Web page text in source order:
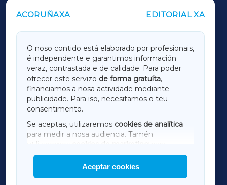
ACORUÑAXA EDITORIAL XA
O noso contido está elaborado por profesionais,
é independente e garantimos información
veraz, contrastada e de calidade. Para poder
ofrecer este servizo de forma gratuíta,
financiamos a nosa actividade mediante
publicidade. Para iso, necesitamos o teu
consentimento.
Se aceptas, utilizaremos cookies de analítica
para medir a nosa audiencia. Tamén
utilizaremos
cookies de marketing
mostrar publicidade de terceiros.
Así mesmo, podes personalizar a elección das
cookies que desexas permitir.
Aceptar cookies
OUTROS PERIÓDICOS
LUGOXA
TERRACHAXA
AMARIÑAXA
RIBEIRASACRAXA